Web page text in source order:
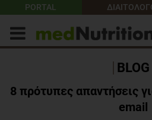
PORTAL
BLOG
8 πρότυπες απαντήσεις
email